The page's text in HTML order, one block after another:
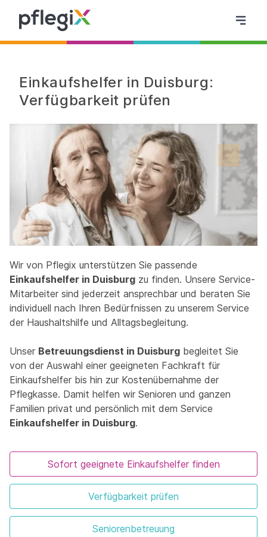
Einkaufshelfer in Duisburg:
Verfügbarkeit prüfen
Wir von Pflegix unterstützen Sie passende
Einkaufshelfer in Duisburg zu finden. Unsere Service-
Mitarbeiter sind jederzeit ansprechbar und beraten Sie
individuell nach Ihren Bedürfnissen zu unserem Service
der Haushaltshilfe und Alltagsbegleitung.
Unser Betreuungsdienst in Duisburg begleitet Sie
von der Auswahl einer geeigneten Fachkraft für
Einkaufshelfer bis hin zur Kostenübernahme der
Pflegkasse. Damit helfen wir Senioren und ganzen
Familien privat und persönlich mit dem Service
Einkaufshelfer in Duisburg.
Sofort geeignete Einkaufshelfer finden
Verfügbarkeit prüfen
Seniorenbetreuung